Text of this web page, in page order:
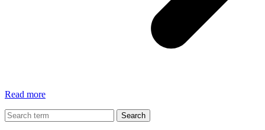
Read moreEsplorare
risposte
Search